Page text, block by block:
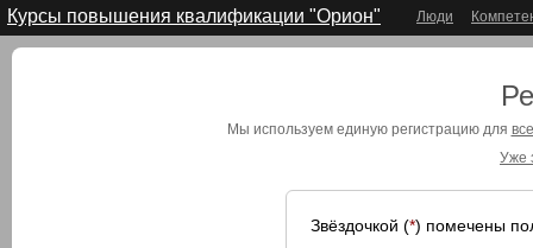
Курсы повышения квалификации "Орион" Люди
Мы используем единую регистрацию для
Уже
Звёздочкой (*) помечены